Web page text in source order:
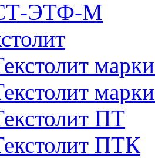
ЭТФ-M
ПТ
ПТК